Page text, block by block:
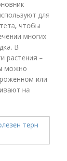
для
чтобы
многих
В
растения –
можно
или
на